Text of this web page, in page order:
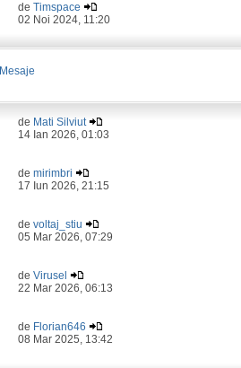
deTimspace
02 Noi 2024, 11:20
Mesaje
de Mati Silviut
14 Ian 2026, 01:03
demirimbri
17 Iun 2026, 21:15
devoltaj_stiu
05 Mar 2026, 07:29
deVirusel
22 Mar 2026, 06:13
de Florian646
08 Mar 2025, 13:42